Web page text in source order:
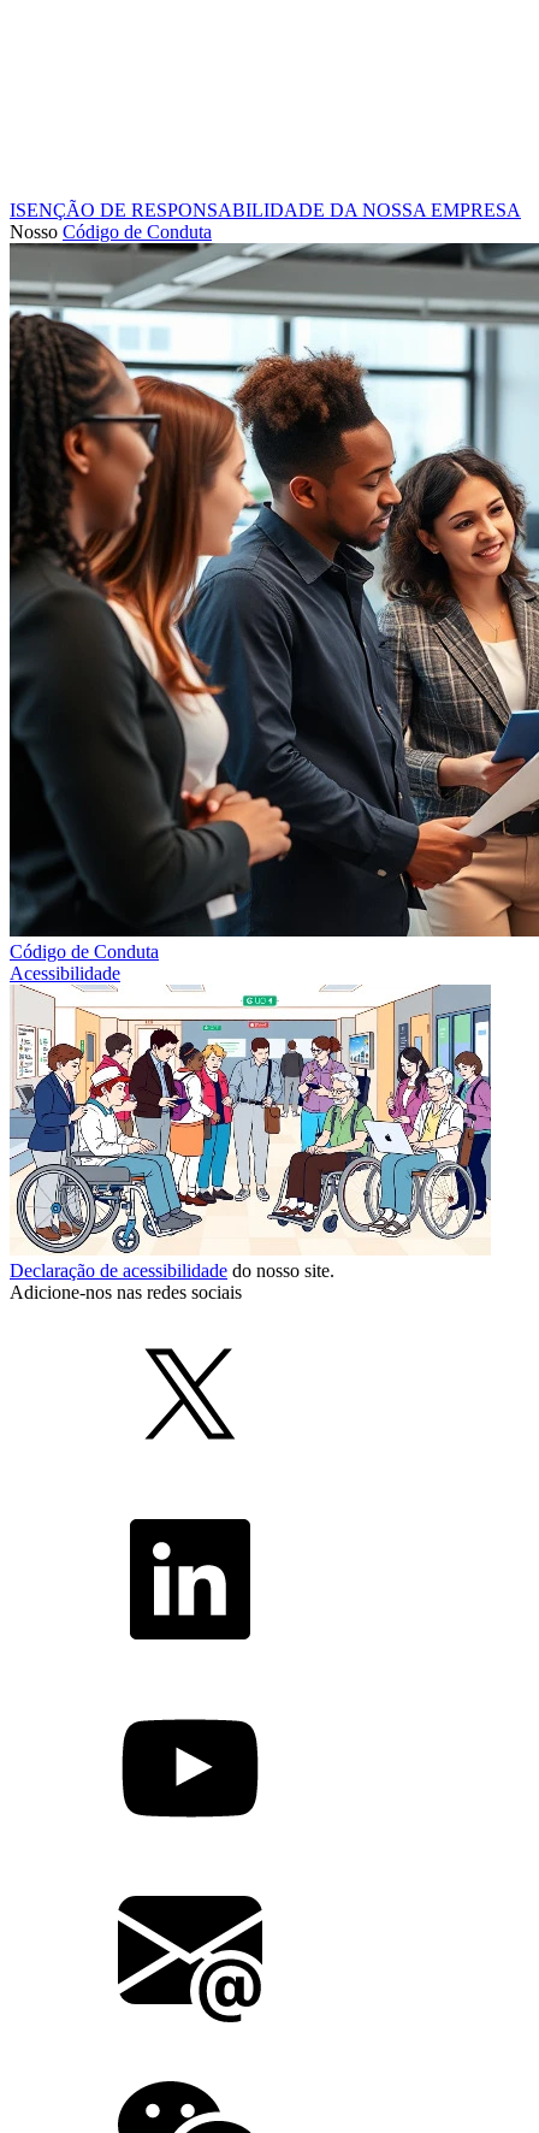
ISENÇÃO DE RESPONSABILIDADE DA NOSSA EMPRESA
Nosso Código de Conduta
Código de Conduta
Acessibilidade
Declaração de acessibilidade do nosso site.
Adicione-nos nas redes sociais